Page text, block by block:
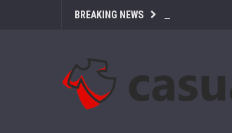
BREAKING NEWS